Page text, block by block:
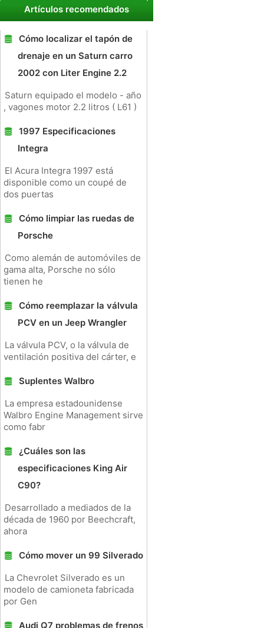
Artículos recomendados
Cómo localizar el tapón de
drenaje en un Saturn carro
2002 con Liter Engine 2.2
Saturn equipado el modelo - año
, vagones motor 2.2 litros ( L61 )
1997 Especificaciones
Integra
El Acura Integra 1997 está
disponible como un coupé de
dos puertas
Cómo limpiar las ruedas de
Porsche
Como alemán de automóviles de
gama alta, Porsche no sólo
tienen he
Cómo reemplazar la válvula
PCV en un Jeep Wrangler
La válvula PCV, o la válvula de
ventilación positiva del cárter, e
Suplentes Walbro
La empresa estadounidense
Walbro Engine Management sirve
como fabr
¿Cuáles son las
especificaciones King Air
C90?
Desarrollado a mediados de la
década de 1960 por Beechcraft,
ahora
Cómo mover un 99 Silverado
La Chevrolet Silverado es un
modelo de camioneta fabricada
por Gen
Audi Q7 problemas de frenos